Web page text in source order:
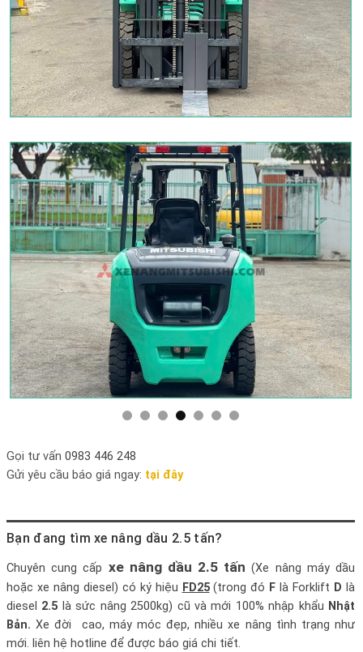
Gọi tư vấn 0983 446 248
Gửi yêu cầu báo giá ngay: tại đây
Bạn đang tìm xe nâng dầu 2.5 tấn?
Chuyên cung cấp xe nâng dầu 2.5 tấn (Xe nâng máy dầu
hoặc xe nâng diesel) có ký hiệu FD25(trong đó F là Forklift D là
diesel 2.5 là sức nâng 2500kg) cũ và mới 100% nhập khẩu Nhật
Bản.Xe đời cao, máy móc đẹp, nhiều xe nâng tình trạng như
mới. liên hệ hotline để được báo giá chi tiết.